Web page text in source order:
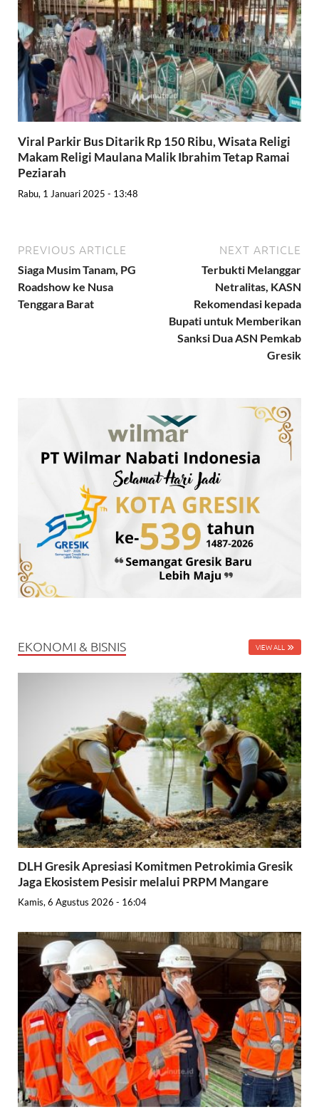
Viral Parkir Bus Ditarik Rp 150 Ribu, Wisata Religi
Makam Religi Maulana Malik Ibrahim Tetap Ramai
Peziarah
Rabu, 1 Januari 2025 - 13:48
PREVIOUS ARTICLE
Siaga Musim Tanam, PG
Roadshow ke Nusa
Tenggara Barat
NEXT ARTICLE
Terbukti Melanggar
Netralitas, KASN
Rekomendasi kepada
Bupati untuk Memberikan
Sanksi Dua ASN Pemkab
Gresik
EKONOMI & BISNIS VIEW ALL
DLH Gresik Apresiasi Komitmen Petrokimia Gresik
Jaga Ekosistem Pesisir melalui PRPM Mangare
Kamis, 6 Agustus 2026 - 16:04